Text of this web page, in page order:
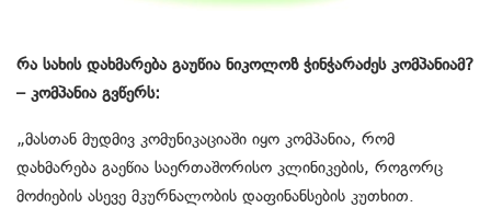
რა სახის დახმარება გაუწია ნიკოლოზ ჭინჭარაძეს კომპანიამ?
– კომპანია გვწერს:
„მასთან მუდმივ კომუნიკაციაში იყო კომპანია, რომ
დახმარება გაეწია საერთაშორისო კლინიკების, როგორც
მოძიების ასევე მკურნალობის დაფინანსების კუთხით.